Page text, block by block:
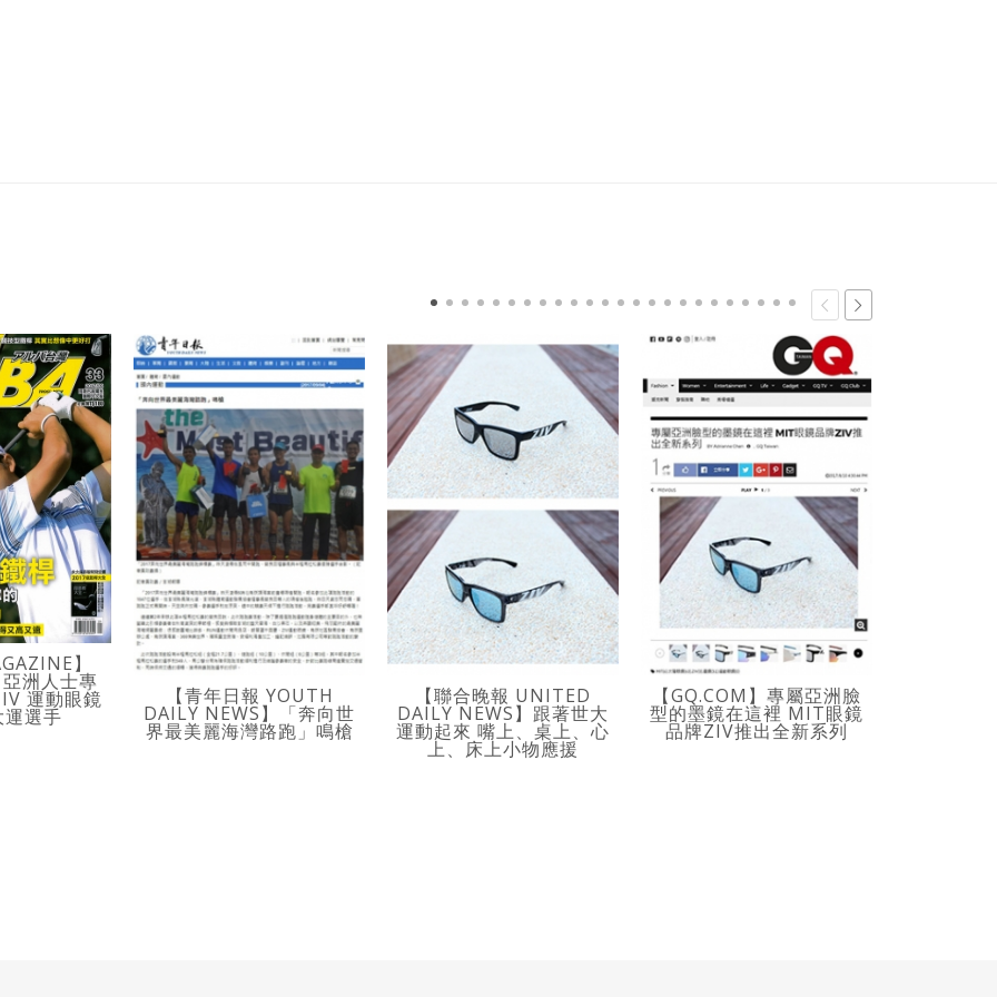
】
洲人士專
運動眼鏡
選手
【青年日報 YOUTH
DAILY NEWS】「奔向世
界最美麗海灣路跑」鳴槍
【聯合晚報 UNITED
DAILY NEWS】跟著世大
運動起來 嘴上、桌上、心
上、床上小物應援
【GQ.COM】專屬亞洲臉
型的墨鏡在這裡 MIT眼鏡
品牌ZIV推出全新系列